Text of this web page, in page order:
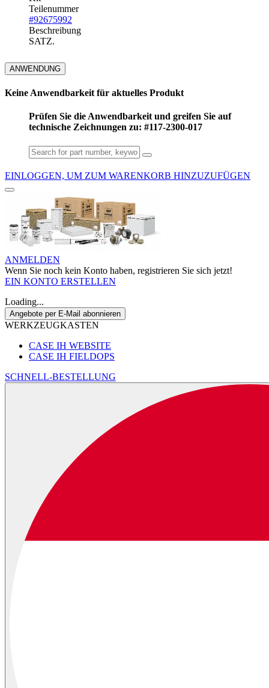
Teilenummer
#92675992
Beschreibung
SATZ.
ANWENDUNG
Keine Anwendbarkeit für aktuelles Produkt
Prüfen Sie die Anwendbarkeit und greifen Sie auf
technische Zeichnungen zu: #117-2300-017
EINLOGGEN, UM ZUM WARENKORB HINZUZUFÜGEN
ANMELDEN
Wenn Sie noch kein Konto haben, registrieren Sie sich jetzt!
EIN KONTO ERSTELLEN
Loading...
Angebote per E-Mail abonnieren
WERKZEUGKASTEN
CASE IH WEBSITE
CASE IH FIELDOPS
SCHNELL-BESTELLUNG